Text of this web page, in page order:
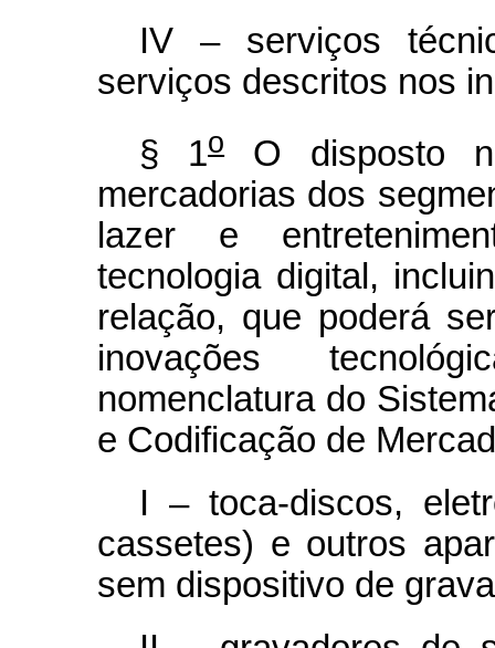
IV – serviços
serviços descritos nos
§ 1oO disposto
mercadorias dos
lazer e
tecnologia digital,
relação, que poderá
inovações
nomenclatura do
e Codificação de
I – toca-discos,
cassetes) e outros
sem dispositivo de